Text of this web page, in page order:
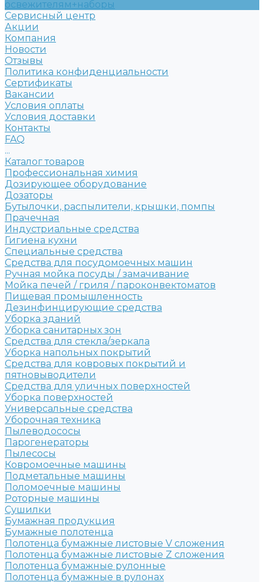
освежителям+наборы
Сервисный центр
Акции
Компания
Новости
Отзывы
Политика конфиденциальности
Сертификаты
Вакансии
Условия оплаты
Условия доставки
Контакты
FAQ
...
Каталог товаров
Профессиональная химия
Дозирующее оборудование
Дозаторы
Бутылочки, распылители, крышки, помпы
Прачечная
Индустриальные средства
Гигиена кухни
Специальные средства
Средства для посудомоечных машин
Ручная мойка посуды / замачивание
Мойка печей / гриля / пароконвектоматов
Пищевая промышленность
Дезинфинцирующие средства
Уборка зданий
Уборка санитарных зон
Средства для стекла/зеркала
Уборка напольных покрытий
Средства для ковровых покрытий и
пятновыводители
Средства для уличных поверхностей
Уборка поверхностей
Универсальные средства
Уборочная техника
Пылеводососы
Парогенераторы
Пылесосы
Ковромоечные машины
Подметальные машины
Поломоечные машины
Роторные машины
Сушилки
Бумажная продукция
Бумажные полотенца
Полотенца бумажные листовые V сложения
Полотенца бумажные листовые Z сложения
Полотенца бумажные рулонные
Полотенца бумажные в рулонах